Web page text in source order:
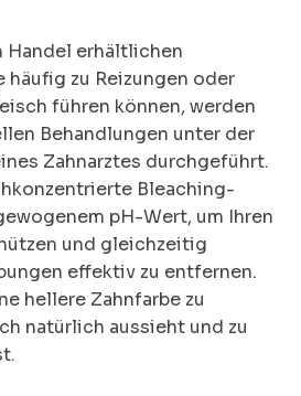
Handel erhältlichen
häufig zu Reizungen oder
führen können, werden
Behandlungen unter der
Zahnarztes durchgeführt.
Bleaching-
pH-Wert, um Ihren
und gleichzeitig
effektiv zu entfernen.
hellere Zahnfarbe zu
natürlich aussieht und zu